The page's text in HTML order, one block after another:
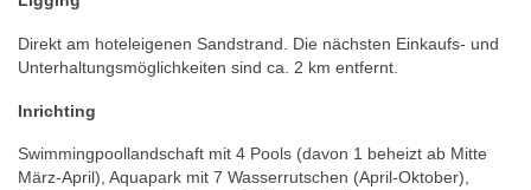
Direkt am hoteleigenen Sandstrand. Die nächsten Einkaufs- und
Unterhaltungsmöglichkeiten sind ca. 2 km entfernt.
Inrichting
Swimmingpoollandschaft mit 4 Pools (davon 1 beheizt ab Mitte
März-April), Aquapark mit 7 Wasserrutschen (April-Oktober),